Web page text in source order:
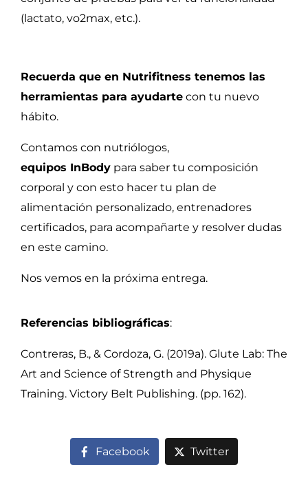
(lactato, vo2max, etc.).
Recuerda que en Nutrifitness tenemos las
herramientas para ayudarte con tu nuevo
hábito.
Contamos con nutriólogos,
equipos InBody para saber tu composición
corporal y con esto hacer tu plan de
alimentación personalizado, entrenadores
certificados, para acompañarte y resolver dudas
en este camino.
Nos vemos en la próxima entrega.
Referencias bibliográficas:
Contreras, B., & Cordoza, G. (2019a). Glute Lab: The
Art and Science of Strength and Physique
Training. Victory Belt Publishing. (pp. 162).
Facebook Twitter